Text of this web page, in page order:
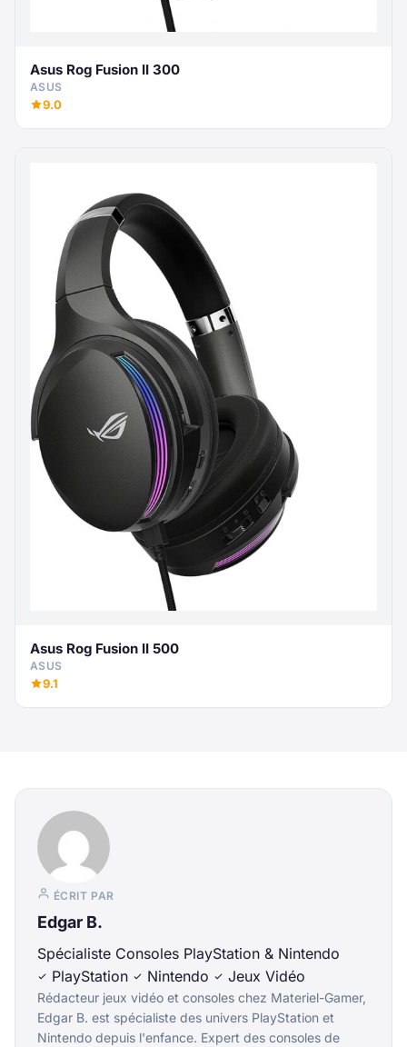
Asus Rog Fusion II 300
ASUS
9.0
Asus Rog Fusion II 500
ASUS
9.1
ÉCRIT PAR
Edgar B.
Spécialiste Consoles PlayStation & Nintendo
PlayStation
Nintendo Jeux Vidéo
Rédacteur jeux vidéo et consoles chez Materiel-Gamer,
Edgar B. est spécialiste des univers PlayStation et
Nintendo depuis l'enfance. Expert des consoles de